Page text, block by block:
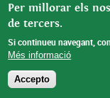
Per millorar els
de tercers.
Si continueu navegant,
Més informació
Accepto